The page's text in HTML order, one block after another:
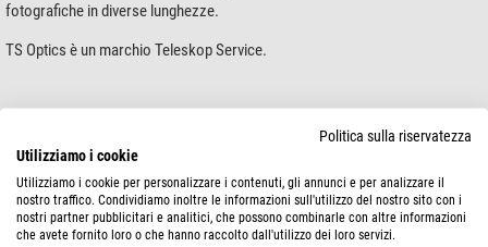
fotografiche in diverse lunghezze.
TS Optics è un marchio Teleskop Service.
mostra di più...
Politica sulla riservatezza
Utilizziamo i cookie
Utilizziamo i cookie per personalizzare i contenuti, gli annunci e per analizzare il
nostro traffico. Condividiamo inoltre le informazioni sull'utilizzo del nostro sito con i
nostri partner pubblicitari e analitici, che possono combinarle con altre informazioni
che avete fornito loro o che hanno raccolto dall'utilizzo dei loro servizi.